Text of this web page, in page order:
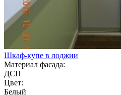
Шкаф-купе в лоджии
Материал фасада:
ДСП
Цвет:
Белый